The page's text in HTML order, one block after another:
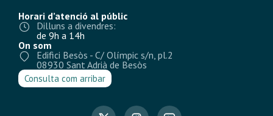
Horari d’atenció al públic
Dilluns a divendres:
de 9h a 14h
On som
Edifici Besòs - C/ Olímpic s/n, pl.2
08930 Sant Adrià de Besòs
Consulta com arribar